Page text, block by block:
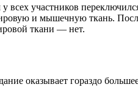
всех участников
и мышечную ткань.
ткани — нет.
оказывает гораздо